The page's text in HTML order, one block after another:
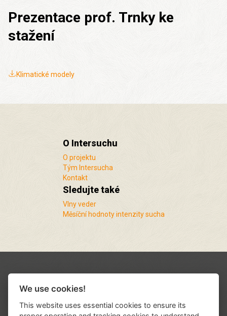
Prezentace prof. Trnky ke
stažení
Klimatické modely
O Intersuchu
O projektu
Tým Intersucha
Kontakt
Sledujte také
Vlny veder
Měsíční hodnoty intenzity sucha
We use cookies!
This website uses essential cookies to ensure its